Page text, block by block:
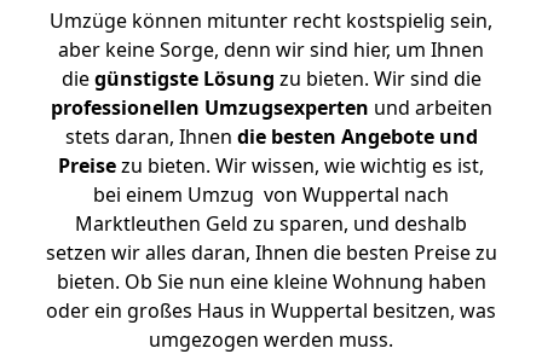
Umzüge können mitunter recht kostspielig sein,
aber keine Sorge, denn wir sind hier, um Ihnen
diegünstigste Lösung zu bieten. Wir sind die
professionellen Umzugsexperten und arbeiten
stets daran, Ihnen die besten Angebote und
Preisezu bieten. Wir wissen, wie wichtig es ist,
bei einem Umzug von Wuppertal nach
Marktleuthen Geld zu sparen, und deshalb
setzen wir alles daran, Ihnen die besten Preise zu
bieten. Ob Sie nun eine kleine Wohnung haben
oder ein großes Haus in Wuppertal besitzen, was
umgezogen werden muss.